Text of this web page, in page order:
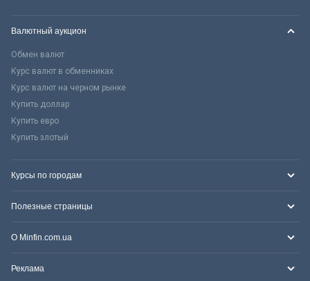
Валютный аукцион
Обмен валют
Курс валют в обменниках
Курс валют на черном рынке
Купить доллар
Купить евро
Купить злотый
Курсы по городам
Полезные страницы
О Minfin.com.ua
Реклама